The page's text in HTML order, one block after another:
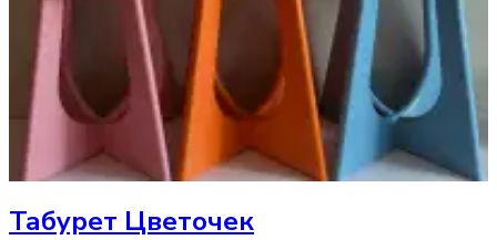
Табурет Цветочек